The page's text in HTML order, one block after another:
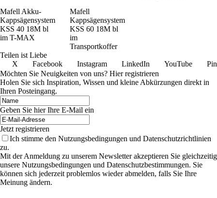
Mafell Akku-
Kappsägensystem
KSS 40 18M bl
im T-MAX
Mafell
Kappsägensystem
KSS 60 18M bl
im
Transportkoffer
Teilen ist Liebe
X
Facebook Instagram LinkedIn YouTube
Möchten Sie Neuigkeiten von uns? Hier registrieren
Holen Sie sich Inspiration, Wissen und kleine Abkürzungen direkt in
Ihren Posteingang.
Geben Sie hier Ihre E-Mail ein
Jetzt registrieren
Ich stimme den Nutzungsbedingungen und Datenschutzrichtlinien
zu.
Mit der Anmeldung zu unserem Newsletter akzeptieren Sie gleichzeitig
unsere Nutzungsbedingungen und Datenschutzbestimmungen. Sie
können sich jederzeit problemlos wieder abmelden, falls Sie Ihre
Meinung ändern.